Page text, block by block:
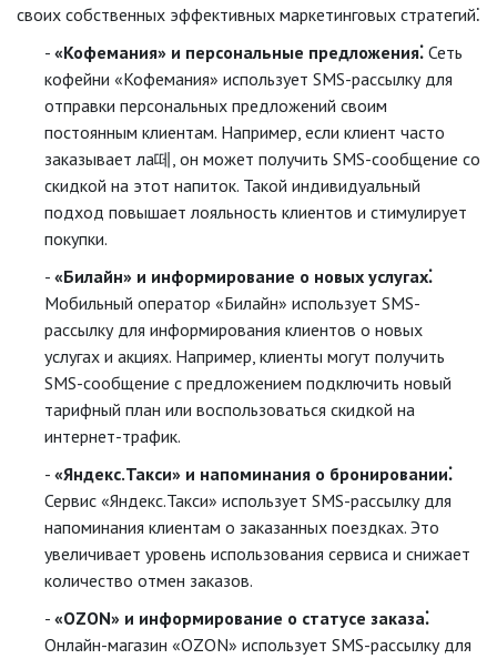
своих собственных эффективных маркетинговых стратегий⁚
«Кофемания» и персональные предложения⁚ Сеть
кофейни «Кофемания» использует SMS-рассылку для
отправки персональных предложений своим
постоянным клиентам. Например, если клиент часто
заказывает ла떼, он может получить SMS-сообщение со
скидкой на этот напиток. Такой индивидуальный
подход повышает лояльность клиентов и стимулирует
покупки.
«Билайн» и информирование о новых услугах⁚
Мобильный оператор «Билайн» использует SMS-
рассылку для информирования клиентов о новых
услугах и акциях. Например, клиенты могут получить
SMS-сообщение с предложением подключить новый
тарифный план или воспользоваться скидкой на
интернет-трафик.
«Яндекс.Такси» и напоминания о бронировании⁚
Сервис «Яндекс.Такси» использует SMS-рассылку для
напоминания клиентам о заказанных поездках. Это
увеличивает уровень использования сервиса и снижает
количество отмен заказов.
«OZON» и информирование о статусе заказа⁚
Онлайн-магазин «OZON» использует SMS-рассылку для